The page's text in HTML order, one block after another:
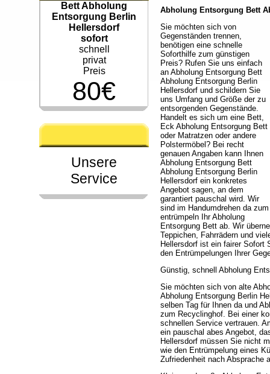
Bett Abholung
Entsorgung Berlin
Hellersdorf
sofort
schnell
privat
Preis
80€
Unsere
Service
Abholung Entsorgung Bett
Sie möchten sich von
Gegenständen trennen,
benötigen eine schnelle
Soforthilfe zum günstigen
Preis? Rufen Sie uns einfach
an Abholung Entsorgung Bett
Abholung Entsorgung Berlin
Hellersdorf und schildern Sie
uns Umfang und Größe der zu
entsorgenden Gegenstände.
Handelt es sich um eine Bett,
Eck Abholung Entsorgung Bett
oder Matratzen oder andere
Polstermöbel? Bei recht
genauen Angaben kann Ihnen
Abholung Entsorgung Bett
Abholung Entsorgung Berlin
Hellersdorf ein konkretes
Angebot sagen, an dem
garantiert pauschal wird. Wir
sind im Handumdrehen da zum
entrümpeln Ihr Abholung
Entsorgung Bett ab. Wir
Teppichen, Fahrrädern und
Hellersdorf ist ein fairer Sofort
den Entrümpelungen Ihrer
Günstig, schnell Abholung
Sie möchten sich von alte
Abholung Entsorgung Berlin
selben Tag für Ihnen da und
zum Recyclinghof. Bei einer
schnellen Service vertrauen.
ein pauschal abes Angebot,
Hellersdorf müssen Sie nicht
wie den Entrümpelung eines
Zufriedenheit nach Absprache